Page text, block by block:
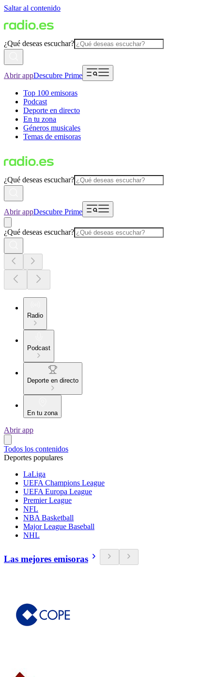
Saltar al contenido
¿Qué deseas escuchar?
Abrir appDescubre Prime
Top 100 emisoras
Podcast
Deporte en directo
En tu zona
Géneros musicales
Temas de emisoras
¿Qué deseas escuchar?
Abrir appDescubre Prime
¿Qué deseas escuchar?
Radio
Podcast
Deporte en directo
En tu zona
Abrir app
Todos los contenidos
Deportes populares
LaLiga
UEFA Champions League
UEFA Europa League
Premier League
NFL
NBA Basketball
Major League Baseball
NHL
Las mejores emisoras